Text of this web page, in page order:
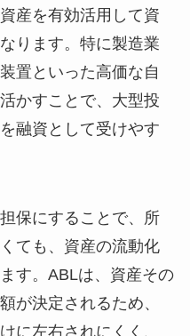
産を有効活用して資
ります。特に製造業
置といった高価な自
かすことで、大型投
融資として受けやす
保にすることで、所
ても、資産の流動化
す。ABLは、資産その
が決定されるため、
に左右されにくく、